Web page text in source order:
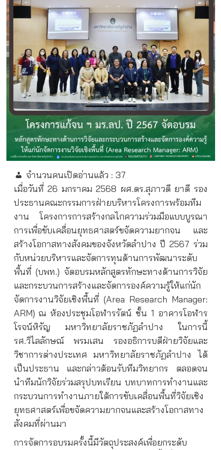
จำนวนคนเปิดอ่านแล้ว : 37
เมื่อวันที่ 26 มกราคม 2568 ผศ.ดร.สุภาวดี ยาดี รอง
ประธานคณะกรรมการฝ่ายบริหารโครงการพร้อมทีม
งาน โครงการการสร้างกลไกความร่วมมือแบบบูรณา
การเพื่อขับเคลื่อนยุทธศาสตร์ขจัดความยากจน และ
สร้างโอกาสทางสังคมของจังหวัดลำปาง ปี 2567 ร่วม
กับหน่วยบริหารและจัดการทุนด้านการพัฒนาระดับ
พื้นที่ (บพท.) จัดอบรมหลักสูตรทักษะทางด้านการวิจัย
และกระบวนการสร้างและจัดการองค์ความรู้ให้แก่นัก
จัดการงานวิจัยเชิงพื้นที่ (Area Research Manager:
ARM) ณ ห้องประชุมโอฬารรัตน์ ชั้น 1 อาคารโอฬาร
โรจน์หิรัญ มหาวิทยาลัยราชภัฏลำปาง ในการนี้
รศ.วิไลลักษณ์ พรมเสน รองอธิการบดีฝ่ายวิจัยและ
วิชาการต่างประเทศ มหาวิทยาลัยราชภัฏลำปาง ได้
เป็นประธาน และกล่าวต้อนรับทีมวิทยากร ตลอดจน
นำทีมนักวิจัยร่วมสรุปบทเรียน บทบาทการทำงานและ
กระบวนการทำงานภายใต้การขับเคลื่อนพื้นที่วิจัยเชิง
ยุทธศาสตร์เพื่อขจัดความยากจนและสร้างโอกาสทาง
สังคมที่ผ่านมา
การจัดการอบรมครั้งนี้มีวัตถุประสงค์เพื่อยกระดับ